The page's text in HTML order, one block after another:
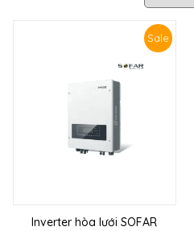
Sale
Inverter hòa lưới SOFAR